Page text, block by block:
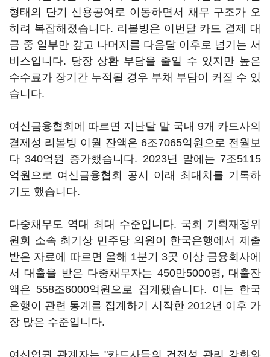
형태의 단기 신용공여로 이동하면서 채무 구조가 오
히려 복잡해졌습니다. 리볼빙은 이번달 카드 결제 대
금 중 일부만 갚고 나머지를 다음달 이후로 넘기는 서
비스입니다. 당장 상환 부담을 줄일 수 있지만 높은
수수료가 장기간 누적될 경우 부채 부담이 커질 수 있
습니다.
여신금융협회에 따르면 지난달 말 국내 9개 카드사의
결제성 리볼빙 이월 잔액은 6조7065억원으로 전월보
다 340억원 증가했습니다. 2023년 말에는 7조5115
억원으로 여신금융협회 공시 이래 최대치를 기록하
기도 했습니다.
다중채무도 역대 최대 수준입니다. 국회 기획재정위
원회 소속 최기상 민주당 의원이 한국은행에서 제출
받은 자료에 따르면 올해 1분기 3곳 이상 금융회사에
서 대출을 받은 다중채무자는 450만5000명, 대출잔
액은 558조6000억원으로 집계됐습니다. 이는 한국
은행이 관련 통계를 집계하기 시작한 2012년 이후 가
장 많은 수준입니다.
여신업권 관계자는 "카드사들의 건전성 관리 강화와